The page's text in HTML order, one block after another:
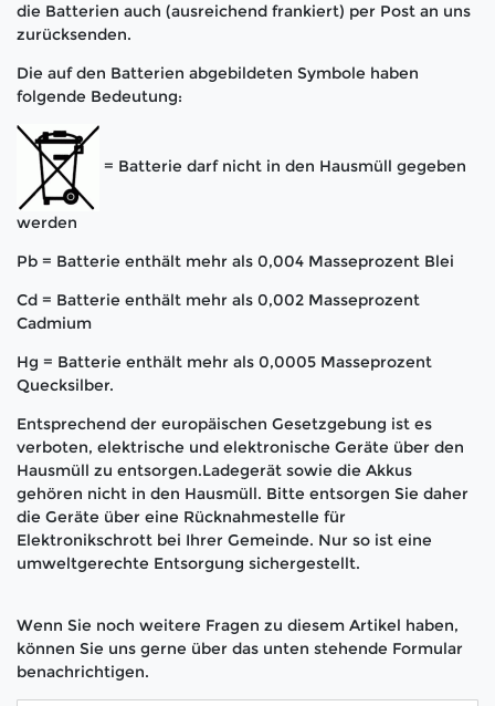
die Batterien auch (ausreichend frankiert) per Post an uns
zurücksenden.
Die auf den Batterien abgebildeten Symbole haben
folgende Bedeutung:
= Batterie darf nicht in den Hausmüll gegeben
werden
Pb = Batterie enthält mehr als 0,004 Masseprozent Blei
Cd = Batterie enthält mehr als 0,002 Masseprozent
Cadmium
Hg = Batterie enthält mehr als 0,0005 Masseprozent
Quecksilber.
Entsprechend der europäischen Gesetzgebung ist es
verboten, elektrische und elektronische Geräte über den
Hausmüll zu entsorgen.Ladegerät sowie die Akkus
gehören nicht in den Hausmüll. Bitte entsorgen Sie daher
die Geräte über eine Rücknahmestelle für
Elektronikschrott bei Ihrer Gemeinde. Nur so ist eine
umweltgerechte Entsorgung sichergestellt.
Wenn Sie noch weitere Fragen zu diesem Artikel haben,
können Sie uns gerne über das unten stehende Formular
benachrichtigen.